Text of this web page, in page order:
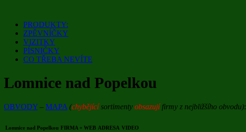
obsahu
webu
PRODUKTY:
ZPĚVNÍČKY
VIZITKY
PÍSNIČKY
CO TŘEBA NEVÍTE
Lomnice nad Popelkou
OBVODY – MAPA (chybějícísortimenty obsazujífirmy z nejbližšího obvodu):
Lomnice nad Popelkou FIRMA + WEB ADRESA VIDEO